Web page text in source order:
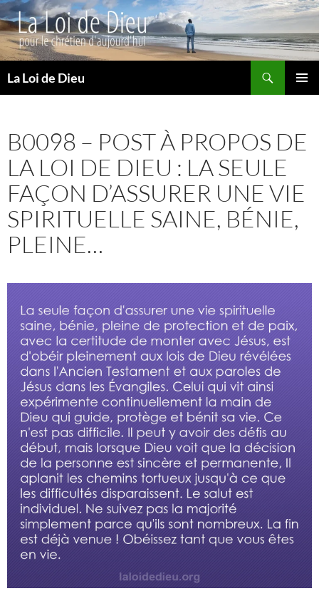
La Loi de Dieu
B0098 – POST À PROPOS DE
LA LOI DE DIEU : LA SEULE
FAÇON D’ASSURER UNE VIE
SPIRITUELLE SAINE, BÉNIE,
PLEINE…